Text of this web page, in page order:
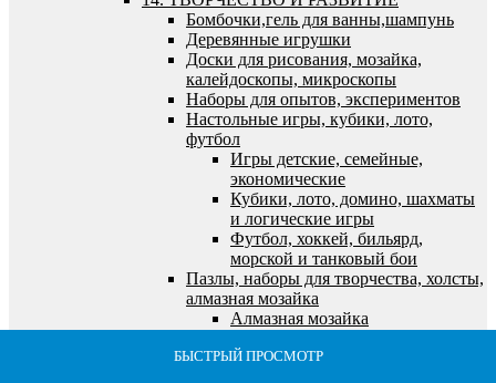
БЫСТРЫЙ ПРОСМОТР
БЫСТРЫЙ ПРОСМОТР
БЫСТРЫЙ ПРОСМОТР
БЫСТРЫЙ ПРОСМОТР
БЫСТРЫЙ ПРОСМОТР
Бомбочки,гель для ванны,шампунь
Деревянные игрушки
Доски для рисования, мозайка,
калейдоскопы, микроскопы
Наборы для опытов, экспериментов
Настольные игры, кубики, лото,
футбол
Игры детские, семейные,
экономические
Кубики, лото, домино, шахматы
и логические игры
Футбол, хоккей, бильярд,
морской и танковый бои
Пазлы, наборы для творчества, холсты,
алмазная мозайка
Алмазная мозайка
Все для рисования и росписи